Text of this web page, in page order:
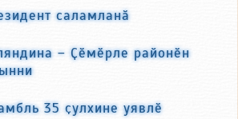
саламланӑ
– Ҫӗмӗрле районӗн
35 ҫулхине уявлӗ